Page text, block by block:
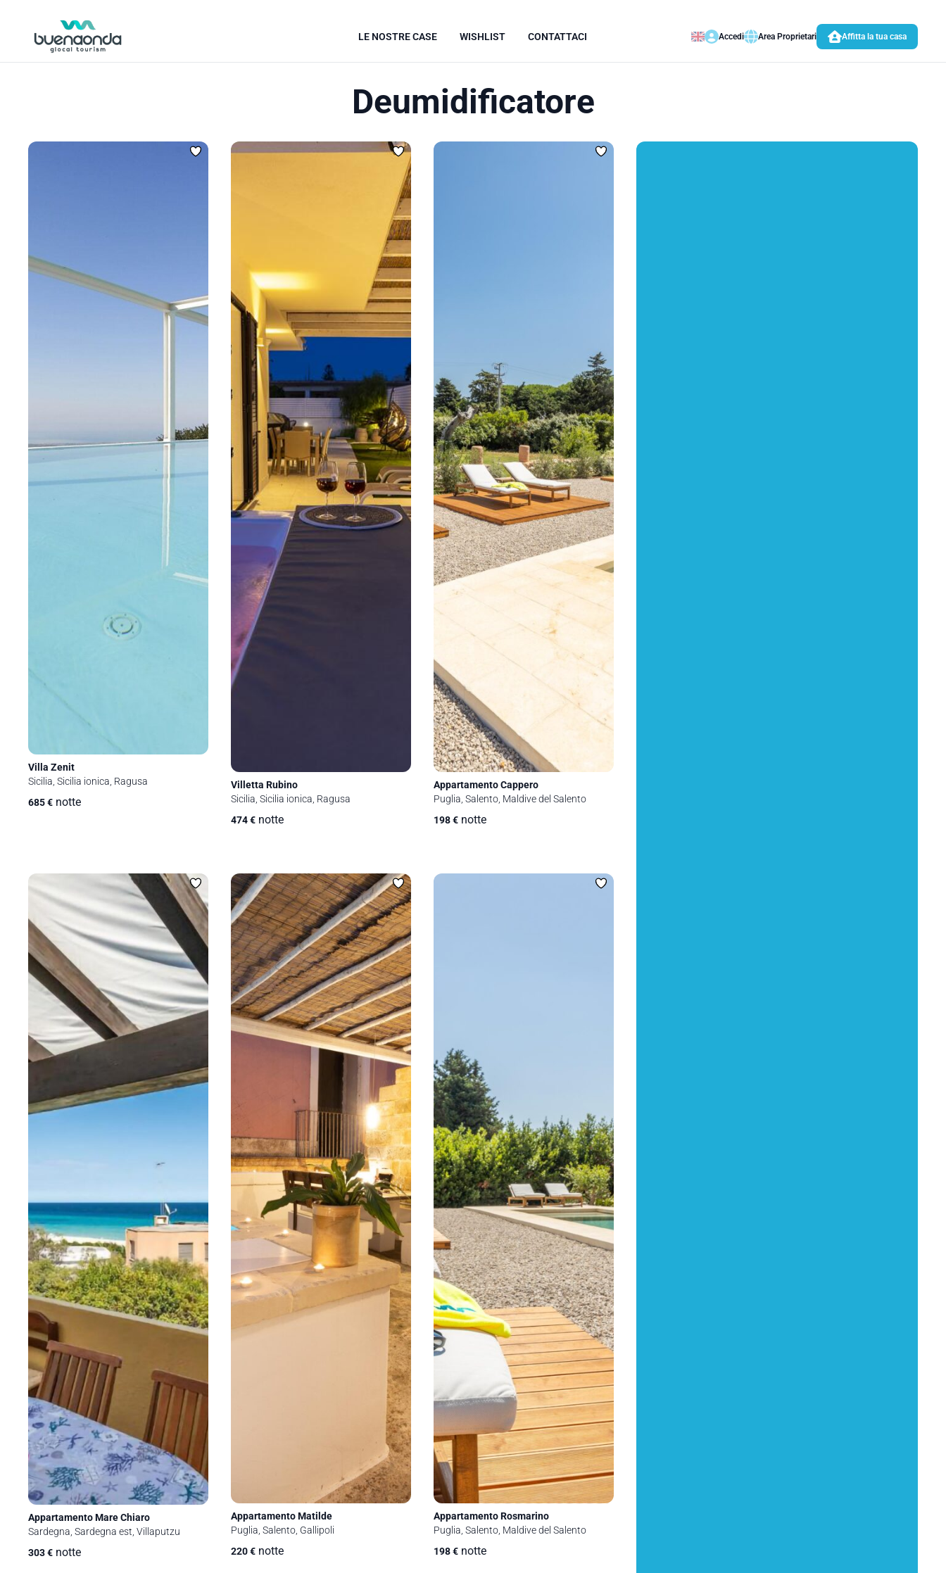
LE NOSTRE CASE WISHLIST CONTATTACI Accedi Area Proprietari Affitta la tua casa
Deumidificatore
Villa Zenit
Sicilia, Sicilia ionica, Ragusa
685€ notte
Villetta Rubino
Sicilia, Sicilia ionica, Ragusa
474€ notte
Appartamento Cappero
Puglia, Salento, Maldive del Salento
198€ notte
Appartamento Mare Chiaro
Sardegna, Sardegna est, Villaputzu
303€ notte
Appartamento Matilde
Puglia, Salento, Gallipoli
220€ notte
Appartamento Rosmarino
Puglia, Salento, Maldive del Salento
198€ notte